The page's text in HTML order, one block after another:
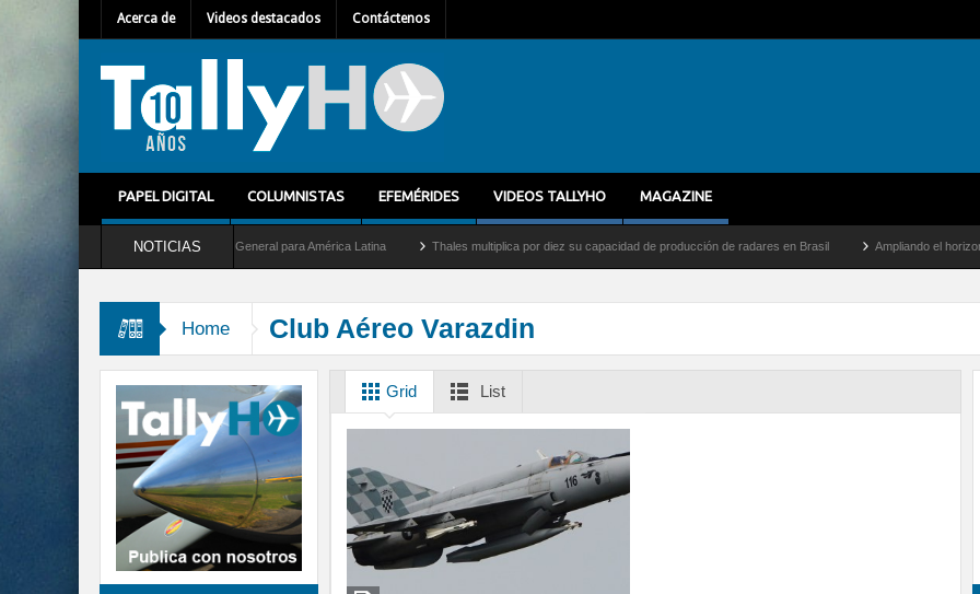
Acerca de Videos destacados Contáctenos
PAPEL DIGITAL COLUMNISTAS EFEMÉRIDES VIDEOS TALLYHO MAGAZINE
NOTICIAS
Mallet como nuevo Director General para América Latina Thales multiplica por diez su capacidad de producción de radares en Brasil Ampliando el horizonte:
Home Club Aéreo Varazdin
Grid List